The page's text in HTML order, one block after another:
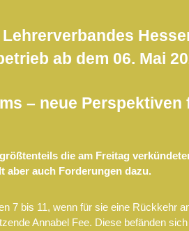
ab dem 06. Mai
– neue Perspektiven
die am Freitag
aber auch Forderungen dazu.
7 bis 11, wenn für sie eine Rückkehr
Annabel Fee. Diese befänden